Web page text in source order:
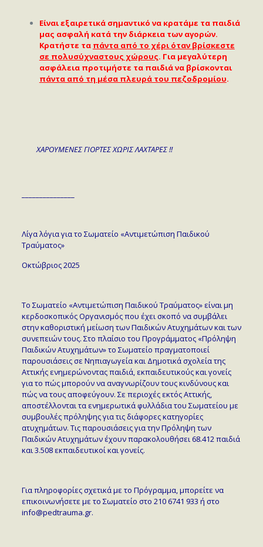
Είναι εξαιρετικά σημαντικό να κρατάμε τα παιδιά
μας ασφαλή κατά την διάρκεια των αγορών.
Κρατήστε τα πάντα από το χέρι όταν βρίσκεστε
σε πολυσύχναστους χώρους. Για μεγαλύτερη
ασφάλεια προτιμήστε τα παιδιά να βρίσκονται
πάντα από τη μέσα πλευρά του πεζοδρομίου.
ΧΑΡΟΥΜΕΝΕΣ ΓΙΟΡΤΕΣ ΧΩΡΙΣ ΛΑΧΤΑΡΕΣ !!
Λίγα λόγια για το Σωματείο «Αντιμετώπιση Παιδικού
Τραύματος»
Οκτώβριος 2025
Το Σωματείο «Αντιμετώπιση Παιδικού Τραύματος» είναι μη
κερδοσκοπικός Οργανισμός που έχει σκοπό να συμβάλει
στην καθοριστική μείωση των Παιδικών Ατυχημάτων και των
συνεπειών τους. Στο πλαίσιο του Προγράμματος «Πρόληψη
Παιδικών Ατυχημάτων» το Σωματείο πραγματοποιεί
παρουσιάσεις σε Νηπιαγωγεία και Δημοτικά σχολεία της
Αττικής ενημερώνοντας παιδιά, εκπαιδευτικούς και γονείς
για το πώς μπορούν να αναγνωρίζουν τους κινδύνους και
πώς να τους αποφεύγουν. Σε περιοχές εκτός Αττικής,
αποστέλλονται τα ενημερωτικά φυλλάδια του Σωματείου με
συμβουλές πρόληψης για τις διάφορες κατηγορίες
ατυχημάτων. Τις παρουσιάσεις για την Πρόληψη των
Παιδικών Ατυχημάτων έχουν παρακολουθήσει 68.412 παιδιά
και 3.508 εκπαιδευτικοί και γονείς.
Για πληροφορίες σχετικά με το Πρόγραμμα, μπορείτε να
επικοινωνήσετε με το Σωματείο στο 210 6741 933 ή στο
info@pedtrauma.gr.